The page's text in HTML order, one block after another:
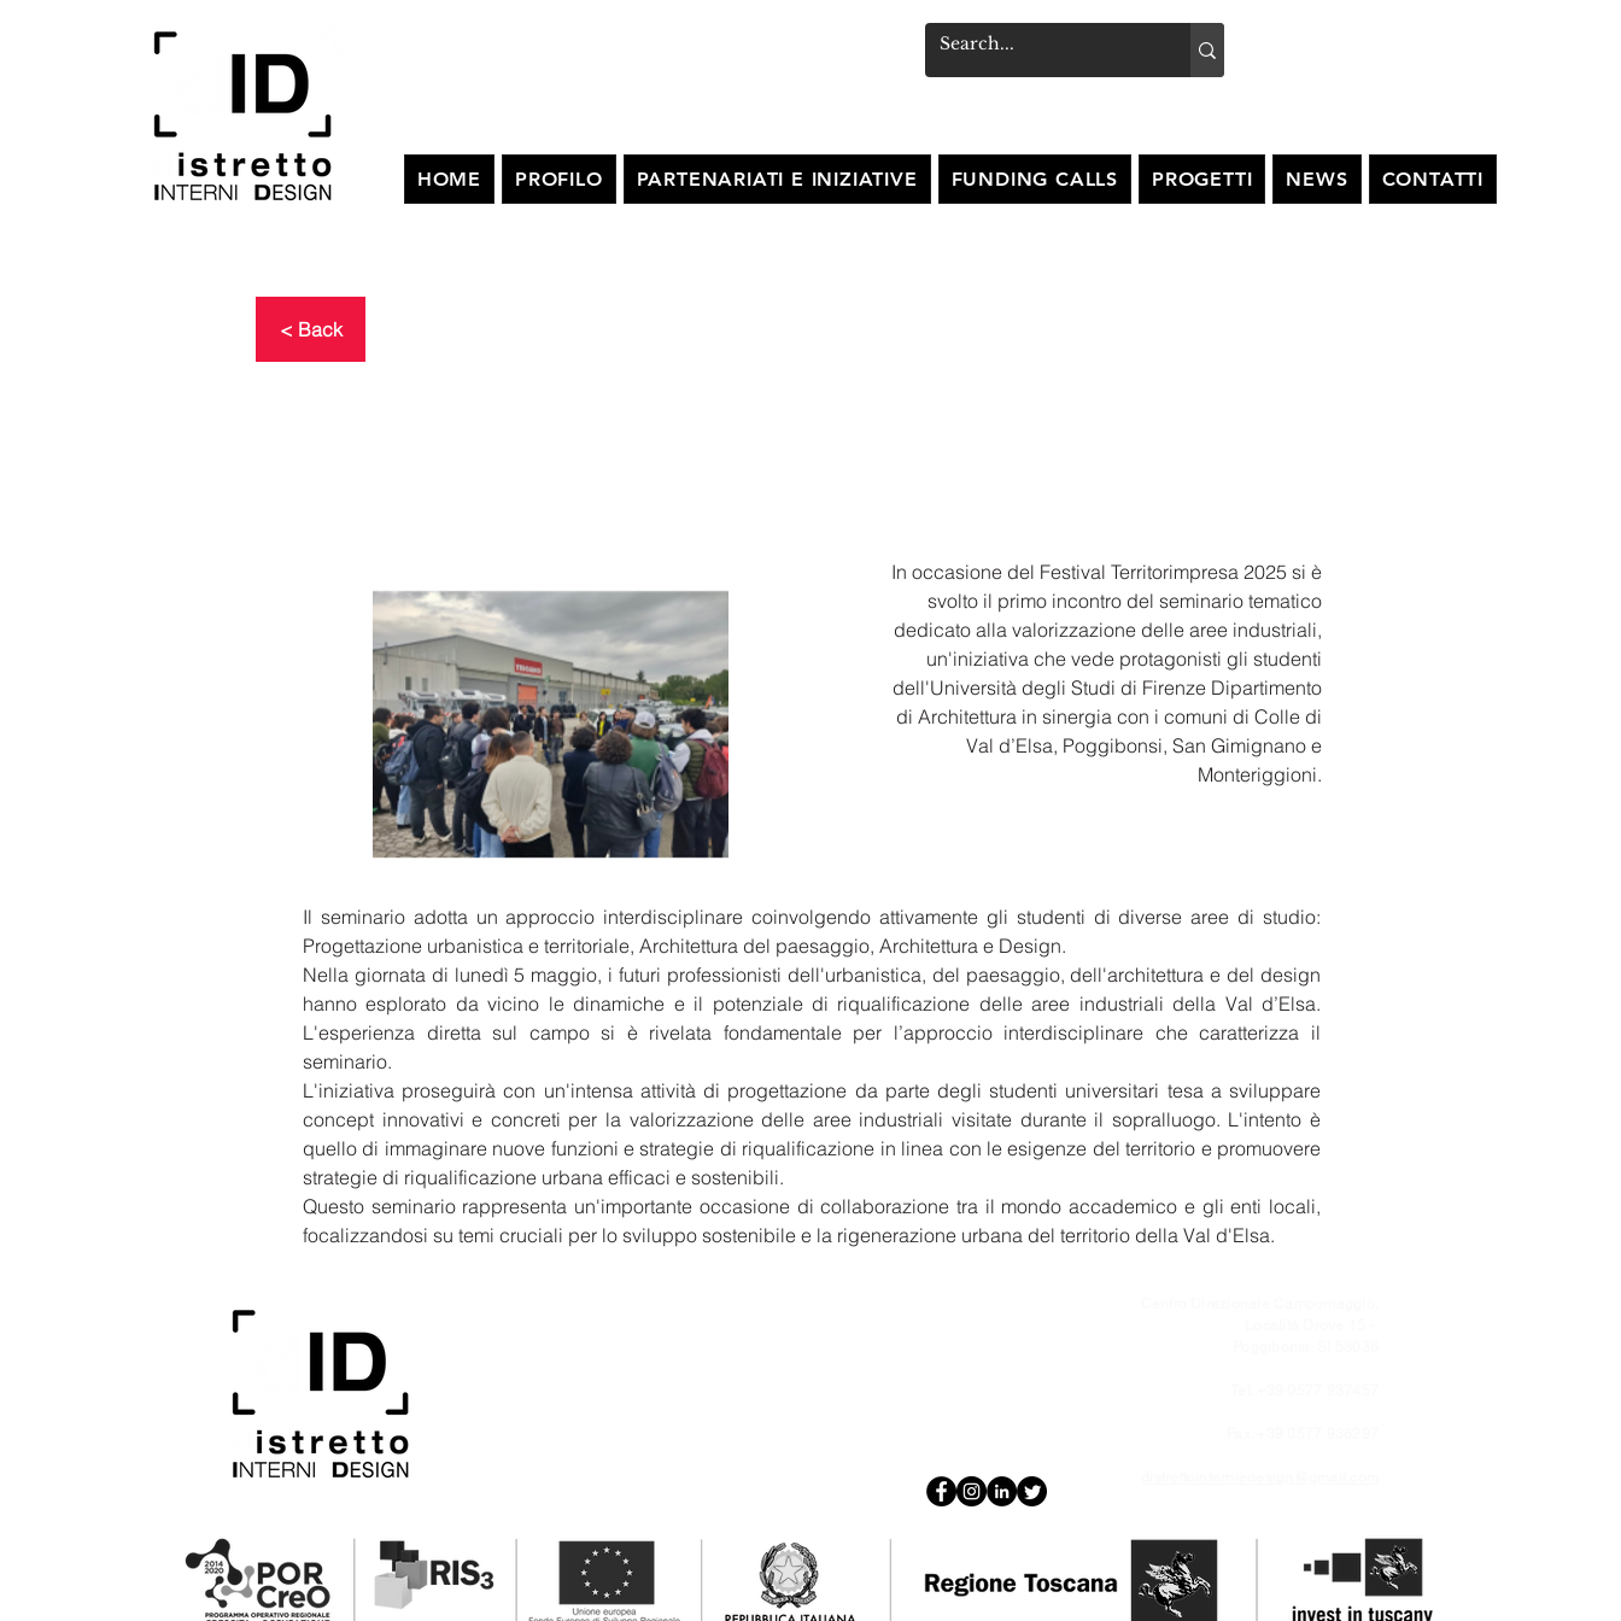
HOME PROFILO PARTENARIATI E INIZIATIVE FUNDING CALLS PROGETTI NEWS CONTATTI
< Back
In occasione del Festival Territorimpresa 2025 si è
svolto il primo incontro del seminario tematico
dedicato alla valorizzazione delle aree industriali,
un'iniziativa che vede protagonisti gli studenti
dell'Università degli Studi di Firenze Dipartimento
di Architettura in sinergia con i comuni di Colle di
Val d’Elsa, Poggibonsi, San Gimignano e
Monteriggioni.
Il seminario adotta un approccio interdisciplinare coinvolgendo attivamente gli studenti di diverse aree di studio:
Progettazione urbanistica e territoriale, Architettura del paesaggio, Architettura e Design.
Nella giornata di lunedì 5 maggio, i futuri professionisti dell'urbanistica, del paesaggio, dell'architettura e del design
hanno esplorato da vicino le dinamiche e il potenziale di riqualificazione delle aree industriali della Val d’Elsa.
L'esperienza diretta sul campo si è rivelata fondamentale per l’approccio interdisciplinare che caratterizza il
seminario.
L'iniziativa proseguirà con un'intensa attività di progettazione da parte degli studenti universitari tesa a sviluppare
concept innovativi e concreti per la valorizzazione delle aree industriali visitate durante il sopralluogo. L'intento è
quello di immaginare nuove funzioni e strategie di riqualificazione in linea con le esigenze del territorio e promuovere
strategie di riqualificazione urbana efficaci e sostenibili.
Questo seminario rappresenta un'importante occasione di collaborazione tra il mondo accademico e gli enti locali,
focalizzandosi su temi cruciali per lo sviluppo sostenibile e la rigenerazione urbana del territorio della Val d'Elsa.